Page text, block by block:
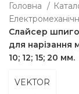
Головна
Слайсер
для нарізання
10; 12; 15; 20 мм.
VEKTOR